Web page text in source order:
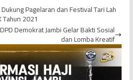
Pagelaran dan Festival Tari Lah
Tahun 2021
Demokrat Jambi Gelar Bakti Sosial
dan Lomba Kreatif